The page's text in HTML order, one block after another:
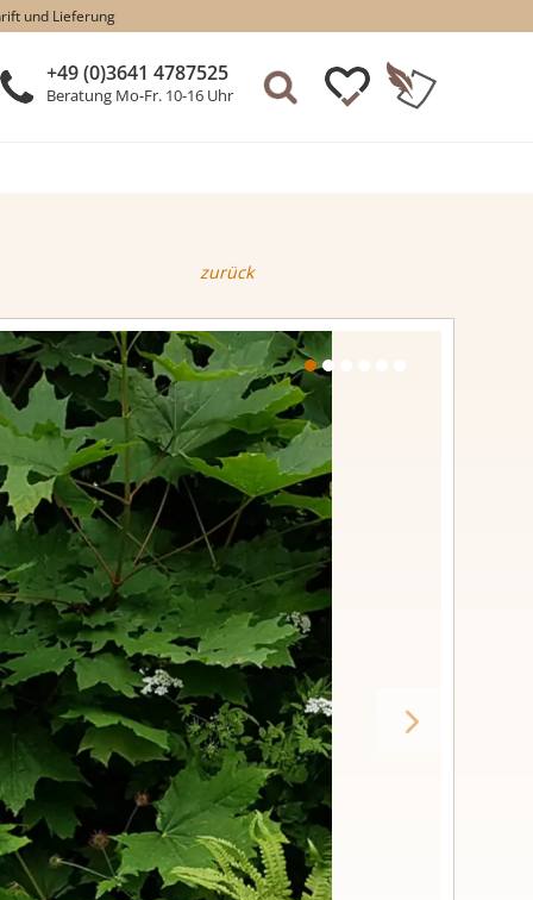
und Lieferung
+49 (0)3641 4787525
Beratung Mo-Fr. 10-16 Uhr
zurück